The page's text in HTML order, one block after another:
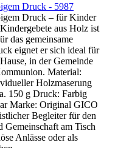
Druck - 5987
Druck – für Kinder
aus Holz ist
das gemeinsame
eignet er sich ideal für
in der Gemeinde
Material:
Holzmaserung
150 g Druck: Farbig
Marke: Original GICO
Begleiter für den
am Tisch
Anlässe oder als